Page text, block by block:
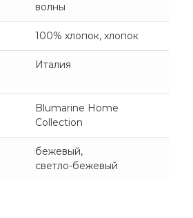
волны
100% хлопок, хлопок
Италия
Blumarine Home
Collection
бежевый,
светло-бежевый